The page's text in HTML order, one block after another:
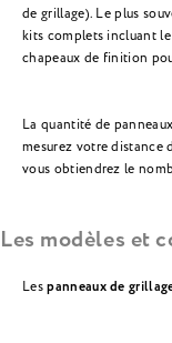
de grillage). Le plus
kits complets incluant
chapeaux de finition
La quantité de
mesurez votre distance
vous obtiendrez le
Les modèles et
Lespanneaux de